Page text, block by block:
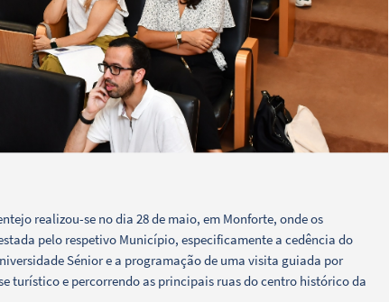
realizou-se no dia 28 de maio, em Monforte, onde os
pelo respetivo Município, especificamente a cedência do
Sénior e a programação de uma visita guiada por
turístico e percorrendo as principais ruas do centro histórico da